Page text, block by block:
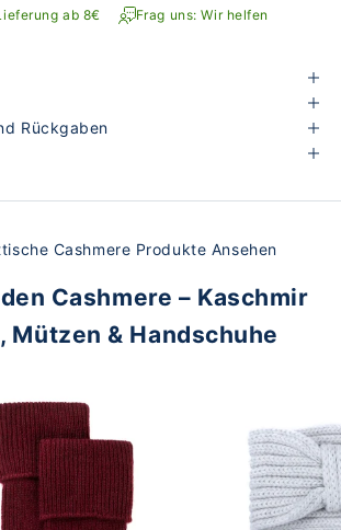
ab 8€ Frag uns: Wir helfen
Rückgaben
Cashmere Produkte Ansehen
Cashmere – Kaschmir
Mützen & Handschuhe